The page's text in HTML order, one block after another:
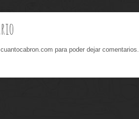
para poder dejar comentarios.